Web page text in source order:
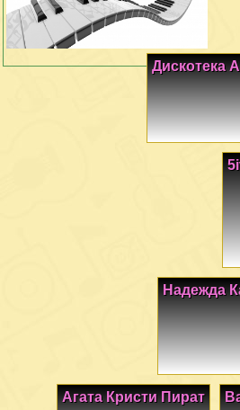
Дискотека
Надежда
Агата Кристи Пират